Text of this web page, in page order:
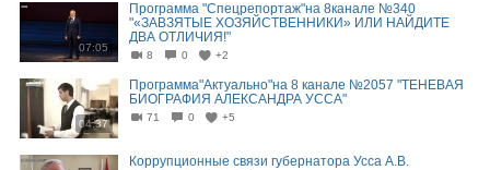
07:05
Программа "Спецрепортаж"на 8канале №340
"«ЗАВЗЯТЫЕ ХОЗЯЙСТВЕННИКИ» ИЛИ НАЙДИТЕ
ДВА ОТЛИЧИЯ!"
8 0 +2
04:37
Программа"Актуально"на 8 канале №2057 "ТЕНЕВАЯ
БИОГРАФИЯ АЛЕКСАНДРА УССА"
71 0 +5
Коррупционные связи губернатора Усса А.В.